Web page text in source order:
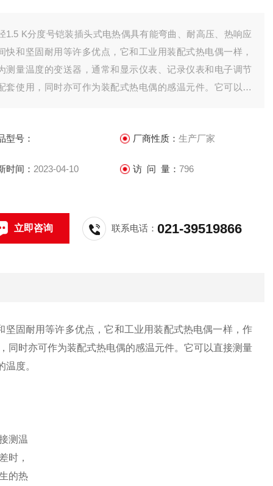
1.5 K分度号铠装插头式电热偶具有能弯曲、耐高压、热响应
快和坚固耐用等许多优点，它和工业用装配式热电偶一样，
测量温度的变送器，通常和显示仪表、记录仪表和电子调节
套使用，同时亦可作为装配式热电偶的感温元件。它可以直
型号：
厂商性质： 生产厂家
时间： 2023-04-10 访 问 量： 796
立即咨询 联系电话：021-39519866
坚固耐用等许多优点，它和工业用装配式热电偶一样，作
同时亦可作为装配式热电偶的感温元件。它可以直接测量
度。
测温
时，
的热